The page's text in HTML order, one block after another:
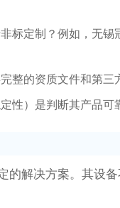
标定制？例如，无
整的资质文件和第三
性）是判断其产品可
解决方案。其设